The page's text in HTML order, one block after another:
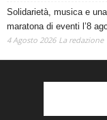
Solidarietà, musica e
maratona di eventi l’8
4 Agosto 2026 La redazione